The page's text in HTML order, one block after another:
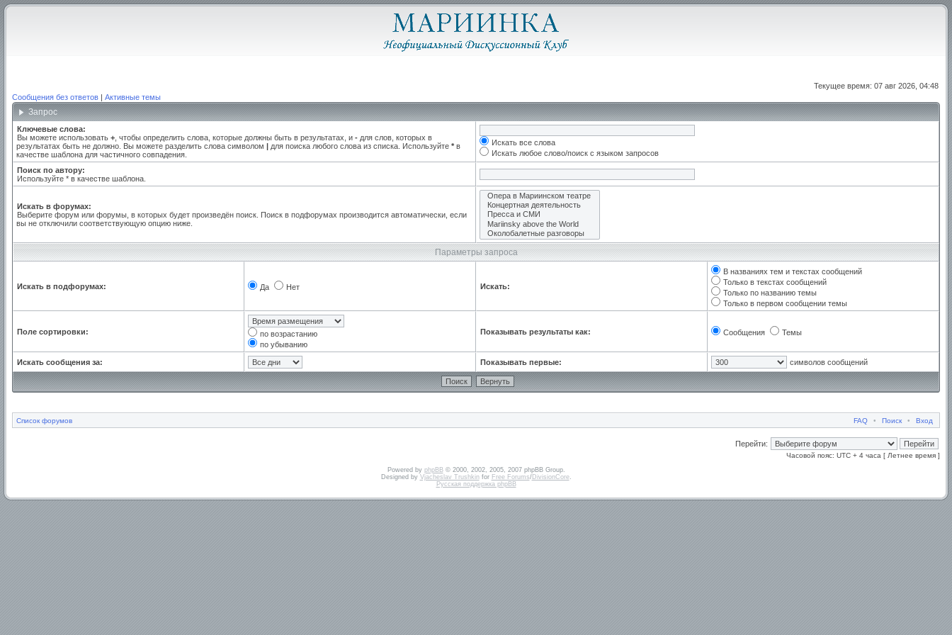
Текущее время: 07 авг 2026, 04:48
Сообщения без ответов | Активные темы
Запрос
Ключевые слова:
Вы можете использовать + , чтобы определить слова, которые должны быть в результатах, и - для слов, которых в
результатах быть не должно. Вы можете разделить слова символом | для поиска любого слова из списка. Используйте * в
качестве шаблона для частичного совпадения.
Искать все слова
Искать любое слово/поиск с языком запросов
Поиск по автору:
Используйте * в качестве шаблона.
Искать в форумах:
Выберите форум или форумы, в которых будет произведён поиск. Поиск в подфорумах производится автоматически, если
вы не отключили соответствующую опцию ниже.
Параметры запроса
Искать в подфорумах: Да Нет Искать:
В названиях тем и текстах сообщений
Только в текстах сообщений
Только по названию темы
Только в первом сообщении темы
Поле сортировки:
по возрастанию
по убыванию
Показывать результаты как: Сообщения Темы
Искать сообщения за: Показывать первые: символов сообщений
Список форумов FAQ • Поиск • Вход
Перейти:
Часовой пояс: UTC + 4 часа [ Летнее время ]
Powered by phpBB© 2000, 2002, 2005, 2007 phpBB Group.
Designed by Vjacheslav Trushkinfor Free Forums/DivisionCore.
Русская поддержка phpBB